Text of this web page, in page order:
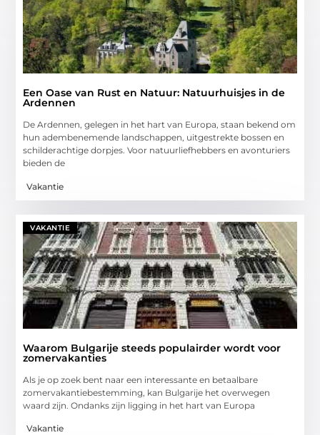
Een Oase van Rust en Natuur: Natuurhuisjes in de
Ardennen
De Ardennen, gelegen in het hart van Europa, staan bekend om
hun adembenemende landschappen, uitgestrekte bossen en
schilderachtige dorpjes. Voor natuurliefhebbers en avonturiers
bieden de
Vakantie
VAKANTIE
Waarom Bulgarije steeds populairder wordt voor
zomervakanties
Als je op zoek bent naar een interessante en betaalbare
zomervakantiebestemming, kan Bulgarije het overwegen
waard zijn. Ondanks zijn ligging in het hart van Europa
Vakantie